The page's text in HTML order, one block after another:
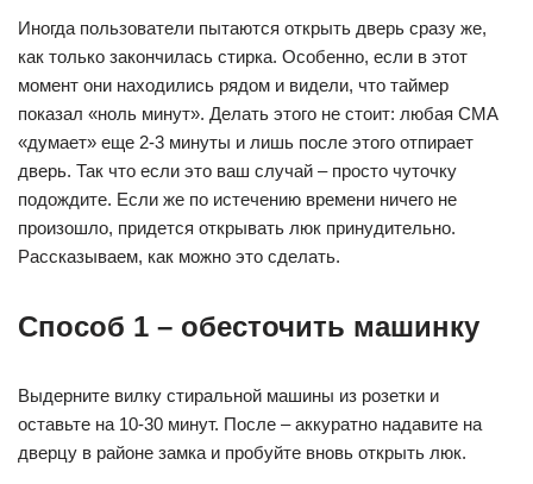
Иногда пользователи пытаются открыть дверь сразу же,
как только закончилась стирка. Особенно, если в этот
момент они находились рядом и видели, что таймер
показал «ноль минут». Делать этого не стоит: любая СМА
«думает» еще 2-3 минуты и лишь после этого отпирает
дверь. Так что если это ваш случай – просто чуточку
подождите. Если же по истечению времени ничего не
произошло, придется открывать люк принудительно.
Рассказываем, как можно это сделать.
Способ 1 – обесточить машинку
Выдерните вилку стиральной машины из розетки и
оставьте на 10-30 минут. После – аккуратно надавите на
дверцу в районе замка и пробуйте вновь открыть люк.